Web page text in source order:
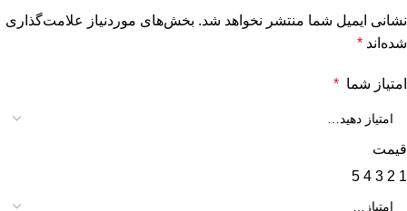
نشانی ایمیل شما منتشر نخواهد شد. بخش‌های موردنیاز علامت‌گذاری
شده‌اند *
امتیاز شما *
قیمت
1
2
3
4
5